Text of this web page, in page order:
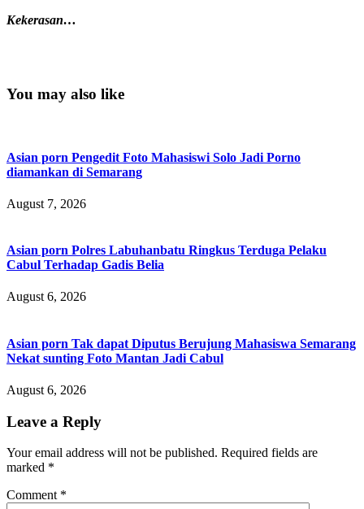
Kekerasan…
You may also like
Asian porn Pengedit Foto Mahasiswi Solo Jadi Porno
diamankan di Semarang
August 7, 2026
Asian porn Polres Labuhanbatu Ringkus Terduga Pelaku
Cabul Terhadap Gadis Belia
August 6, 2026
Asian porn Tak dapat Diputus Berujung Mahasiswa Semarang
Nekat sunting Foto Mantan Jadi Cabul
August 6, 2026
Leave a Reply
Your email address will not be published. Required fields are
marked *
Comment *